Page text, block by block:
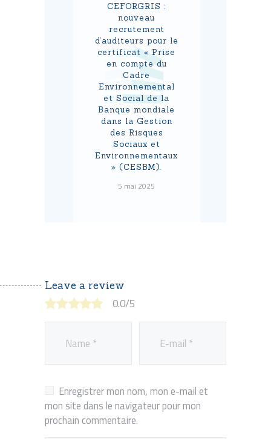
CEFORGRIS :
nouveau
recrutement
d’auditeurs pour le
certificat « Prise
en compte du
Cadre
Environnemental
et Social de la
Banque mondiale
dans la Gestion
des Risques
Sociaux et
Environnementaux
» (CESBM).
5 mai 2025
Leave a review
0.0/5
Enregistrer mon nom, mon e-mail et
mon site dans le navigateur pour mon
prochain commentaire.